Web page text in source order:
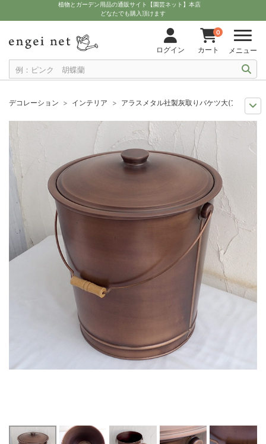
植物とガーデン用品の通販サイト【園芸ネット】本店
どなたでも購入頂けます
ログイン
0
カート メニュー
デコレーション インテリア
アラスメタル社製灰取りバケツ大(アンティ
11月中下旬予約
グッズ・資材
アラスメタル社製灰取りバケツ大(アンテ
グッズ・資材
アラスメタル社製灰取りバケツ大(アンテ
グッズ・資材 アラスメタル社製灰取りバケツ大(アンテ